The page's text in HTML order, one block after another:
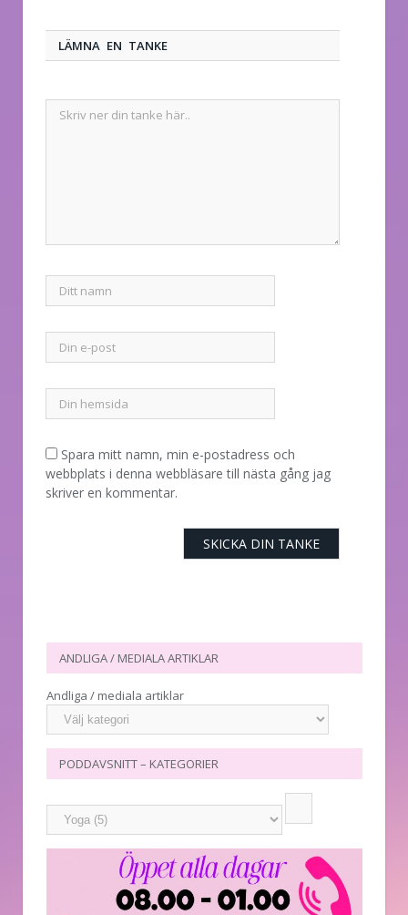
LÄMNA EN TANKE
Spara mitt namn, min e-postadress och
webbplats i denna webbläsare till nästa gång jag
skriver en kommentar.
ANDLIGA / MEDIALA ARTIKLAR
Andliga / mediala artiklar
PODDAVSNITT – KATEGORIER